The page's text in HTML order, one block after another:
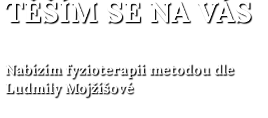
TĚŠÍM SE NA VÁS
Nabízím fyzioterapii metodou dle
Ludmily Mojžíšové